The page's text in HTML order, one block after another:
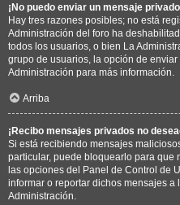
¡No puedo enviar un mensaje
Hay tres razones posibles; no está
Administración del foro ha
todos los usuarios, o bien La
grupo de usuarios, la opción de
Administración para más información.
Arriba
¡Recibo mensajes privados no
Si está recibiendo mensajes
particular, puede bloquearlo para que
las opciones del Panel de Control de
informar o reportar dichos mensajes
Administración.